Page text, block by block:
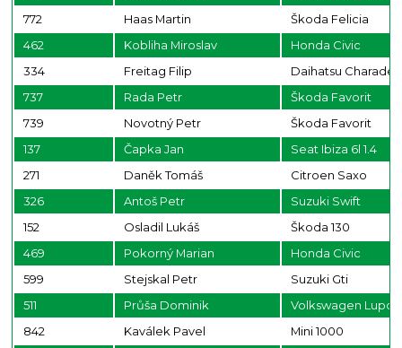
772
Haas Martin
Škoda Felicia
462
Kobliha Miroslav
Honda Civic
334
Freitag Filip
Daihatsu Charade
737
Rada Petr
Škoda Favorit
739
Novotný Petr
Škoda Favorit
137
Čapka Jan
Seat Ibiza 6l 1.4
271
Daněk Tomáš
Citroen Saxo
326
Antoš Petr
Suzuki Swift
152
Osladil Lukáš
Škoda 130
469
Pokorný Marian
Honda Civic
599
Stejskal Petr
Suzuki Gti
511
Průša Dominik
Volkswagen Lupo
842
Kaválek Pavel
Mini 1000